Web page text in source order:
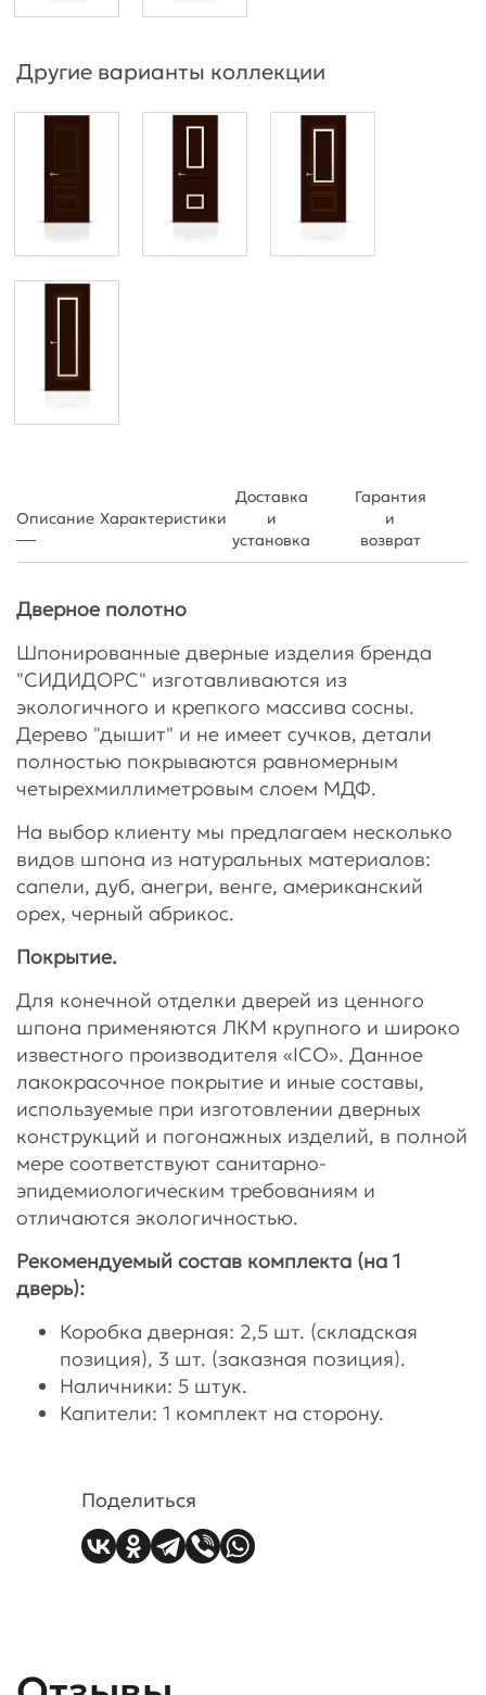
Другие варианты коллекции
Описание Характеристики
Доставка
и
установка
Гарантия
и
возврат
Дверное полотно
Шпонированные дверные изделия бренда
"СИДИДОРС" изготавливаются из
экологичного и крепкого массива сосны.
Дерево "дышит" и не имеет сучков, детали
полностью покрываются равномерным
четырехмиллиметровым слоем МДФ.
На выбор клиенту мы предлагаем несколько
видов шпона из натуральных материалов:
сапели, дуб, анегри, венге, американский
орех, черный абрикос.
Покрытие.
Для конечной отделки дверей из ценного
шпона применяются ЛКМ крупного и широко
известного производителя «ICO». Данное
лакокрасочное покрытие и иные составы,
используемые при изготовлении дверных
конструкций и погонажных изделий, в полной
мере соответствуют санитарно-
эпидемиологическим требованиям и
отличаются экологичностью.
Рекомендуемый состав комплекта (на 1
дверь):
Коробка дверная: 2,5 шт. (складская
позиция), 3 шт. (заказная позиция).
Наличники: 5 штук.
Капители: 1 комплект на сторону.
Поделиться